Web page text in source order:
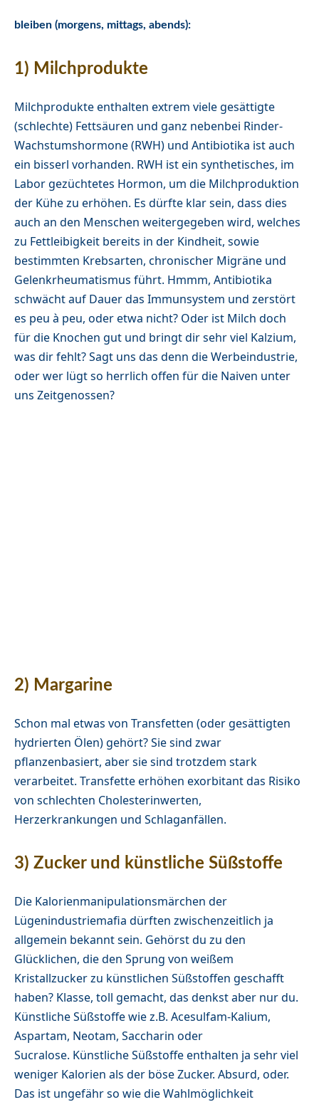
bleiben (morgens, mittags, abends):
1) Milchprodukte
Milchprodukte enthalten extrem viele gesättigte
(schlechte) Fettsäuren und ganz nebenbei Rinder-
Wachstumshormone (RWH) und Antibiotika ist auch
ein bisserl vorhanden. RWH ist ein synthetisches, im
Labor gezüchtetes Hormon, um die Milchproduktion
der Kühe zu erhöhen. Es dürfte klar sein, dass dies
auch an den Menschen weitergegeben wird, welches
zu Fettleibigkeit bereits in der Kindheit, sowie
bestimmten Krebsarten, chronischer Migräne und
Gelenkrheumatismus führt. Hmmm, Antibiotika
schwächt auf Dauer das Immunsystem und zerstört
es peu à peu, oder etwa nicht? Oder ist Milch doch
für die Knochen gut und bringt dir sehr viel Kalzium,
was dir fehlt? Sagt uns das denn die Werbeindustrie,
oder wer lügt so herrlich offen für die Naiven unter
uns Zeitgenossen?
2) Margarine
Schon mal etwas von Transfetten (oder gesättigten
hydrierten Ölen) gehört? Sie sind zwar
pflanzenbasiert, aber sie sind trotzdem stark
verarbeitet. Transfette erhöhen exorbitant das Risiko
von schlechten Cholesterinwerten,
Herzerkrankungen und Schlaganfällen.
3) Zucker und künstliche Süßstoffe
Die Kalorienmanipulationsmärchen der
Lügenindustriemafia dürften zwischenzeitlich ja
allgemein bekannt sein. Gehörst du zu den
Glücklichen, die den Sprung von weißem
Kristallzucker zu künstlichen Süßstoffen geschafft
haben? Klasse, toll gemacht, das denkst aber nur du.
Künstliche Süßstoffe wie z.B. Acesulfam-Kalium,
Aspartam, Neotam, Saccharin oder
Sucralose. Künstliche Süßstoffe enthalten ja sehr viel
weniger Kalorien als der böse Zucker. Absurd, oder.
Das ist ungefähr so wie die Wahlmöglichkeit